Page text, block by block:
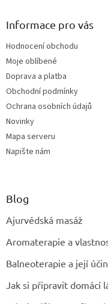
Informace pro vás
Hodnocení obchodu
Moje oblíbené
Doprava a platba
Obchodní podmínky
Ochrana osobních údajů
Novinky
Mapa serveru
Napište nám
Blog
Ajurvédská masáž
Aromaterapie a
Balneoterapie a její
Jak si připravit domácí